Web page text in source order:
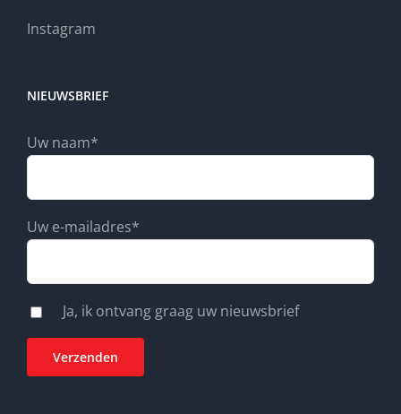
Instagram
NIEUWSBRIEF
Uw naam*
Uw e-mailadres*
Ja, ik ontvang graag uw nieuwsbrief